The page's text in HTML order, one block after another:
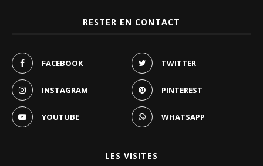
RESTER EN CONTACT
FACEBOOK TWITTER
INSTAGRAM PINTEREST
YOUTUBE WHATSAPP
LES VISITES